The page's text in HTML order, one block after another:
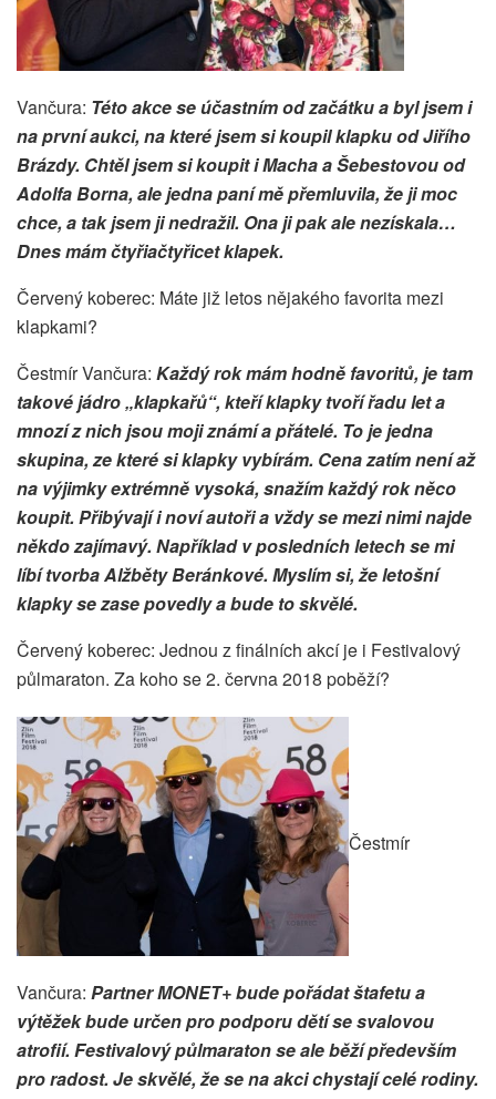
Vančura: Této akce se účastním od začátku a byl jsem i
na první aukci, na které jsem si koupil klapku od Jiřího
Brázdy. Chtěl jsem si koupit i Macha a Šebestovou od
Adolfa Borna, ale jedna paní mě přemluvila, že ji moc
chce, a tak jsem ji nedražil. Ona ji pak ale nezískala…
Dnes mám čtyřiačtyřicet klapek.
Červený koberec: Máte již letos nějakého favorita mezi
klapkami?
Čestmír Vančura: Každý rok mám hodně favoritů, je tam
takové jádro „klapkařů“, kteří klapky tvoří řadu let a
mnozí z nich jsou moji známí a přátelé. To je jedna
skupina, ze které si klapky vybírám. Cena zatím není až
na výjimky extrémně vysoká, snažím každý rok něco
koupit. Přibývají i noví autoři a vždy se mezi nimi najde
někdo zajímavý. Například v posledních letech se mi
líbí tvorba Alžběty Beránkové. Myslím si, že letošní
klapky se zase povedly a bude to skvělé.
Červený koberec: Jednou z finálních akcí je i Festivalový
půlmaraton. Za koho se 2. června 2018 poběží?
Čestmír
Vančura: Partner MONET+ bude pořádat štafetu a
výtěžek bude určen pro podporu dětí se svalovou
atrofií. Festivalový půlmaraton se ale běží především
pro radost. Je skvělé, že se na akci chystají celé rodiny.